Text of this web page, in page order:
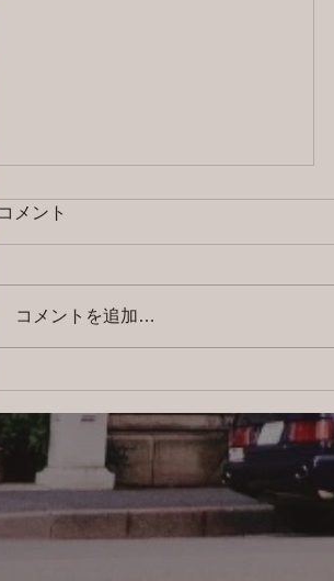
日目〜
コメント
コメントを追加…